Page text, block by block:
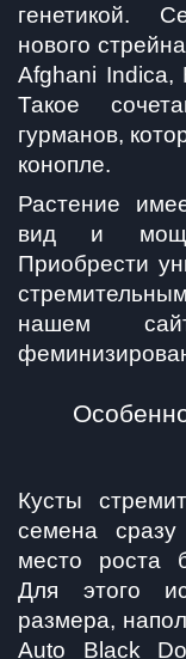
генетикой.
нового
Afghani Indica,
Такое
гурманов,
конопле.
Растение
вид и
Приобрести
нашем
Кусты
семена
место роста
Для этого
размера,
Auto Black